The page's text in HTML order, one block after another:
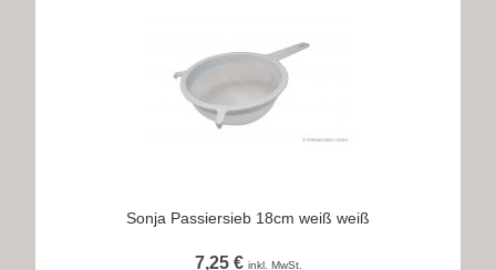
Sonja Passiersieb 18cm weiß weiß
7,25 € inkl. MwSt.